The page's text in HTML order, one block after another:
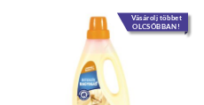
Vásárolj többet
OLCSÓBBAN!